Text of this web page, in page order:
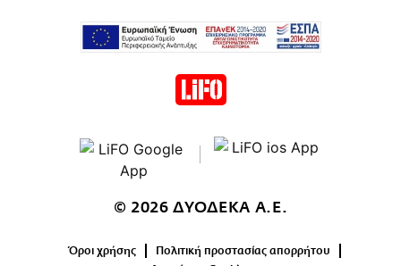
© 2026 ΔΥΟΔΕΚΑ Α.Ε.
Όροι χρήσης
Πολιτική προστασίας απορρήτου